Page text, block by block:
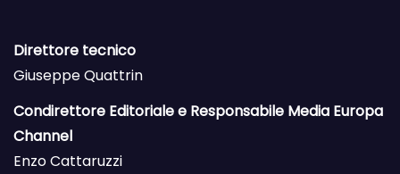
Direttore tecnico
Giuseppe Quattrin
Condirettore Editoriale e Responsabile Media Europa
Channel
Enzo Cattaruzzi